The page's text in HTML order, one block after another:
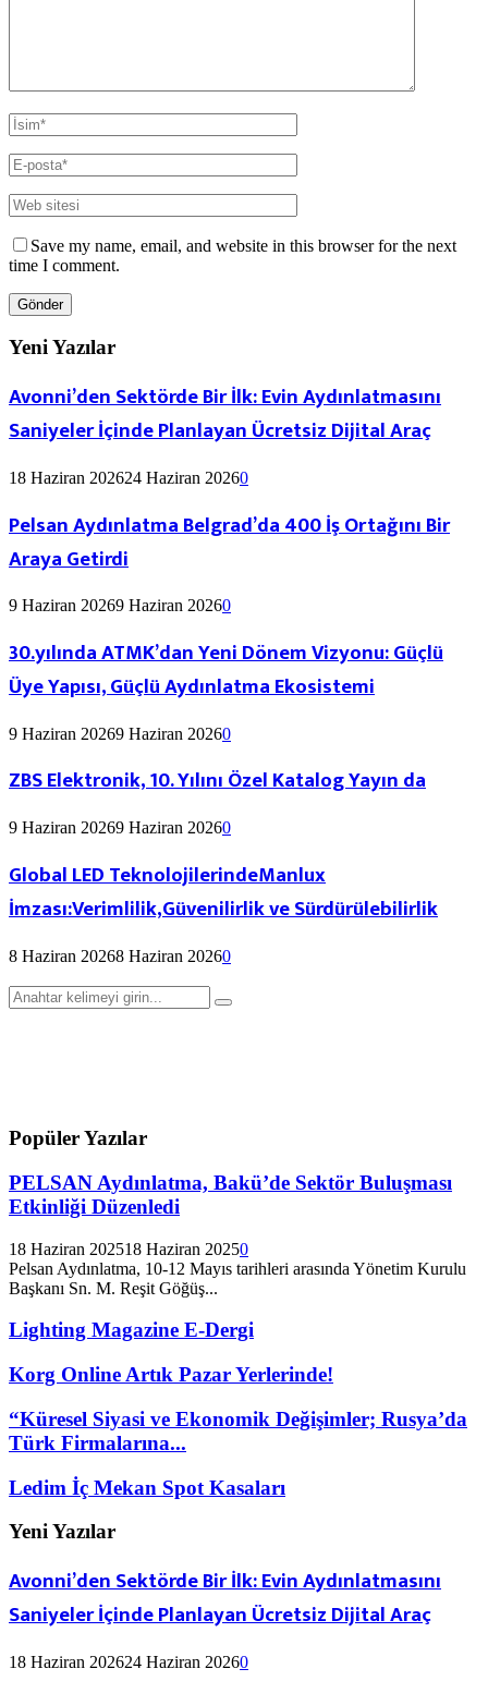
Save my name, email, and website in this browser for the next
time I comment.
Yeni Yazılar
Avonni’den Sektörde Bir İlk: Evin Aydınlatmasını
Saniyeler İçinde Planlayan Ücretsiz Dijital Araç
18 Haziran 202624 Haziran 20260
Pelsan Aydınlatma Belgrad’da 400 İş Ortağını Bir
Araya Getirdi
9 Haziran 20269 Haziran 20260
30.yılında ATMK’dan Yeni Dönem Vizyonu: Güçlü
Üye Yapısı, Güçlü Aydınlatma Ekosistemi
9 Haziran 20269 Haziran 20260
ZBS Elektronik, 10. Yılını Özel Katalog Yayın da
9 Haziran 20269 Haziran 20260
Global LED TeknolojilerindeManlux
İmzası:Verimlilik,Güvenilirlik ve Sürdürülebilirlik
8 Haziran 20268 Haziran 20260
Arayın:
Arama
Popüler Yazılar
PELSAN Aydınlatma, Bakü’de Sektör Buluşması
Etkinliği Düzenledi
18 Haziran 202518 Haziran 20250
Pelsan Aydınlatma, 10-12 Mayıs tarihleri arasında Yönetim Kurulu
Başkanı Sn. M. Reşit Göğüş...
Lighting Magazine E-Dergi
Korg Online Artık Pazar Yerlerinde!
“Küresel Siyasi ve Ekonomik Değişimler; Rusya’da
Türk Firmalarına...
Ledim İç Mekan Spot Kasaları
Yeni Yazılar
Avonni’den Sektörde Bir İlk: Evin Aydınlatmasını
Saniyeler İçinde Planlayan Ücretsiz Dijital Araç
18 Haziran 202624 Haziran 20260